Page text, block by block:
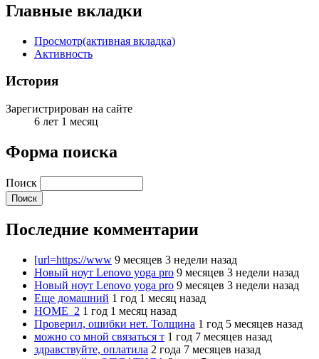
Главные вкладки
Просмотр(активная вкладка)
Активность
История
Зарегистрирован на сайте
6 лет 1 месяц
Форма поиска
Поиск
Последние комментарии
[url=https://www 9 месяцев 3 недели назад
Новый ноут Lenovo yoga pro 9 месяцев 3 недели назад
Новый ноут Lenovo yoga pro 9 месяцев 3 недели назад
Еще домашний 1 год 1 месяц назад
HOME_2 1 год 1 месяц назад
Проверил, ошибки нет. Толщина 1 год 5 месяцев назад
можно со мной связаться т 1 год 7 месяцев назад
здравствуйте, оплатила 2 года 7 месяцев назад